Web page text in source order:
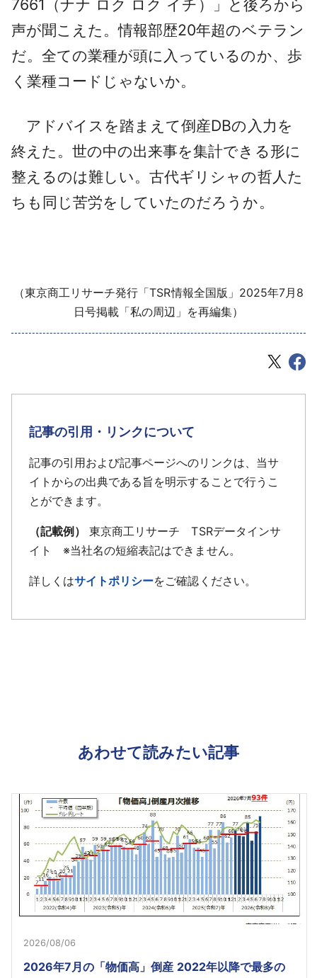
7661（ナナ ロク ロク イチ）」と後ろから
声が聞こえた。情報部歴20年超のベテラン
だ。全ての業種が頭に入っているのか、歩
く業種コードじゃないか。
アドバイスを踏まえて倒産DBの入力を
終えた。世の中の出来事を集計できる形に
整えるのは難しい。古代ギリシャの哲人た
ちも同じ苦労をしていたのだろうか。
（東京商工リサーチ発行「TSR情報全国版」2025年7月8
日号掲載「私の周辺」を再編集）
記事の引用・リンクについて
記事の引用および記事ページへのリンクは、当サ
イトからの出典である旨を明示することで行うこ
とができます。
（記載例）
東京商工リサーチ TSRデータインサ
イト ※当社名の短縮表記はできません。
詳しくはサイトポリシーをご確認ください。
あわせて読みたい記事
2026/08/06
2026年7月の「物価高」倒産 2022年以降で最多の